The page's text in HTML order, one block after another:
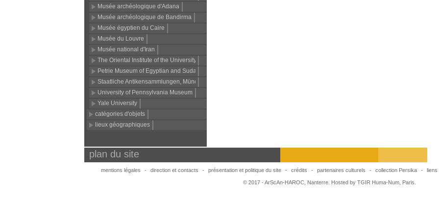
Musée archéologique d'Adana
Musée archéologique de Bandirma
Musée égyptien du Caire
Musée du Louvre
Musée national d'Iran
The Oriental Institute of the University of Chicago
Petrie Museum of Egyptian and Sudanese Archaeology
Staatliche Antikensammlungen, München
University of Pennsylvania Museum
Yale University
catégories d'objets
lieux géographiques
plan du site
mentions légales - direction et contacts - présentation et politique du site - crédits - partenaires culturels - collection Persika - liens
© 2017 - ArScAn-HAROC, Nanterre. Hosted by TGIR Huma-Num, Paris.